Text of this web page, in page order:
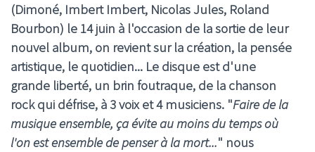
(Dimoné, Imbert Imbert, Nicolas Jules, Roland
Bourbon) le 14 juin à l'occasion de la sortie de leur
nouvel album, on revient sur la création, la pensée
artistique, le quotidien... Le disque est d'une
grande liberté, un brin foutraque, de la chanson
rock qui défrise, à 3 voix et 4 musiciens. "Faire de la
musique ensemble, ça évite au moins du temps où
l'on est ensemble de penser à la mort..." nous